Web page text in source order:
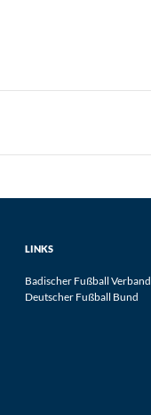
LINKS
Badischer Fußball Verband
Deutscher Fußball Bund